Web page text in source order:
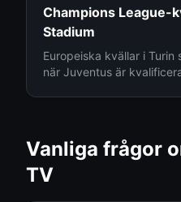
Champions League-
Stadium
Europeiska kvällar i Turin
när Juventus är
Vanliga frågor
TV